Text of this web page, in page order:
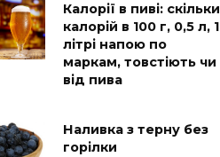
Калорії в пиві: скільки
калорій в 100 г, 0,5 л, 1
літрі напою по
маркам, товстіють чи
від пива
Наливка з терну без
горілки